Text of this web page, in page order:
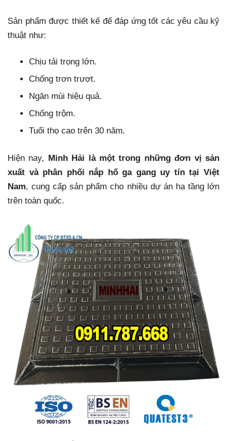
Sản phẩm được thiết kế để đáp ứng tốt các yêu cầu kỹ
thuật như:
Chịu tải trọng lớn.
Chống trơn trượt.
Ngăn mùi hiệu quả.
Chống trộm.
Tuổi thọ cao trên 30 năm.
Hiện nay, Minh Hải là một trong những đơn vị sản
xuất và phân phối nắp hố ga gang uy tín tại Việt
Nam, cung cấp sản phẩm cho nhiều dự án hạ tầng lớn
trên toàn quốc.